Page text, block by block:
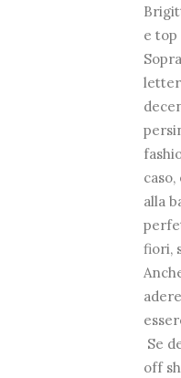
e top
alla
fiori,
Se
off